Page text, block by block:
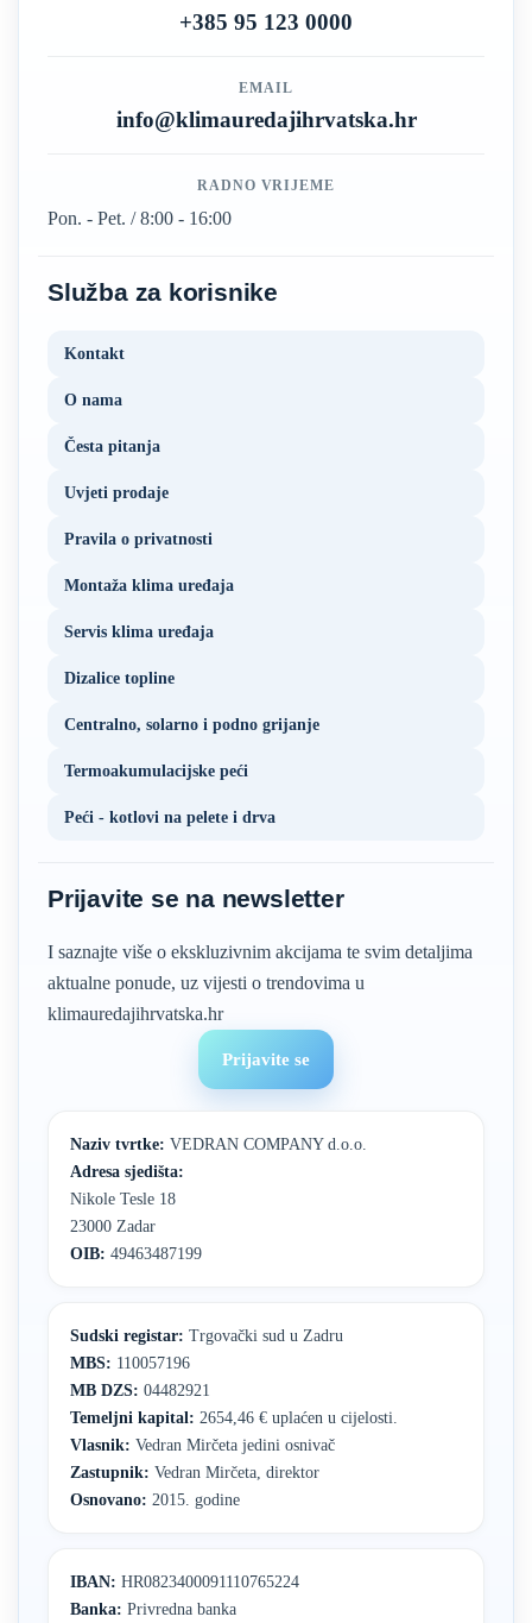
+385 95 123 0000
EMAIL
info@klimauredajihrvatska.hr
RADNO VRIJEME
Pon. - Pet. / 8:00 - 16:00
Služba za korisnike
Kontakt
O nama
Česta pitanja
Uvjeti prodaje
Pravila o privatnosti
Montaža klima uređaja
Servis klima uređaja
Dizalice topline
Centralno, solarno i podno grijanje
Termoakumulacijske peći
Peći - kotlovi na pelete i drva
Prijavite se na newsletter
I saznajte više o ekskluzivnim akcijama te svim detaljima
aktualne ponude, uz vijesti o trendovima u
klimauredajihrvatska.hr
Prijavite se
Naziv tvrtke: VEDRAN COMPANY d.o.o.
Adresa sjedišta:
Nikole Tesle 18
23000 Zadar
OIB: 49463487199
Sudski registar: Trgovački sud u Zadru
MBS: 110057196
MB DZS: 04482921
Temeljni kapital: 2654,46 € uplaćen u cijelosti.
Vlasnik: Vedran Mirčeta jedini osnivač
Zastupnik: Vedran Mirčeta, direktor
Osnovano: 2015. godine
IBAN: HR0823400091110765224
Banka: Privredna banka